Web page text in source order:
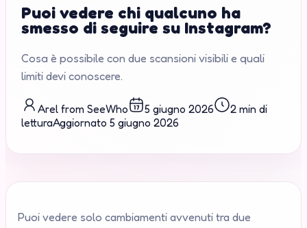
Puoi vedere chi qualcuno ha
smesso di seguire su Instagram?
Cosa è possibile con due scansioni visibili e quali
limiti devi conoscere.
Arel from SeeWho 5 giugno 2026
2 min di
letturaAggiornato 5 giugno 2026
Puoi vedere solo cambiamenti avvenuti tra due